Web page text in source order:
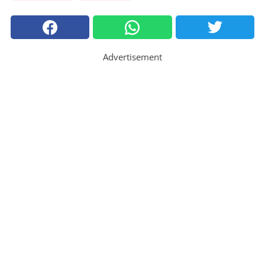
Advertisement